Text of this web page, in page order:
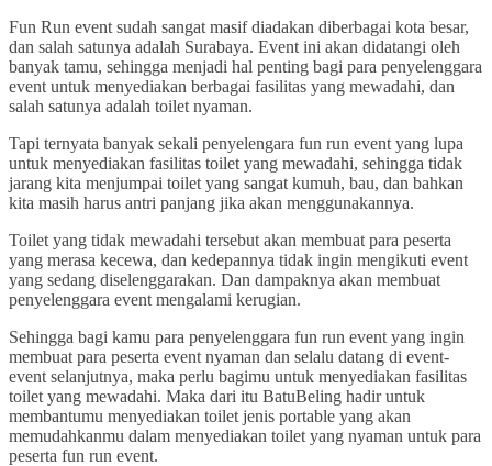
Fun Run event sudah sangat masif diadakan diberbagai kota besar,
dan salah satunya adalah Surabaya. Event ini akan didatangi oleh
banyak tamu, sehingga menjadi hal penting bagi para penyelenggara
event untuk menyediakan berbagai fasilitas yang mewadahi, dan
salah satunya adalah toilet nyaman.
Tapi ternyata banyak sekali penyelengara fun run event yang lupa
untuk menyediakan fasilitas toilet yang mewadahi, sehingga tidak
jarang kita menjumpai toilet yang sangat kumuh, bau, dan bahkan
kita masih harus antri panjang jika akan menggunakannya.
Toilet yang tidak mewadahi tersebut akan membuat para peserta
yang merasa kecewa, dan kedepannya tidak ingin mengikuti event
yang sedang diselenggarakan. Dan dampaknya akan membuat
penyelenggara event mengalami kerugian.
Sehingga bagi kamu para penyelenggara fun run event yang ingin
membuat para peserta event nyaman dan selalu datang di event-
event selanjutnya, maka perlu bagimu untuk menyediakan fasilitas
toilet yang mewadahi. Maka dari itu BatuBeling hadir untuk
membantumu menyediakan toilet jenis portable yang akan
memudahkanmu dalam menyediakan toilet yang nyaman untuk para
peserta fun run event.